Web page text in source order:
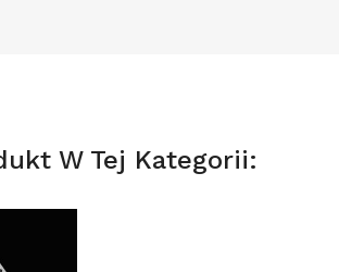
W Tej Kategorii: